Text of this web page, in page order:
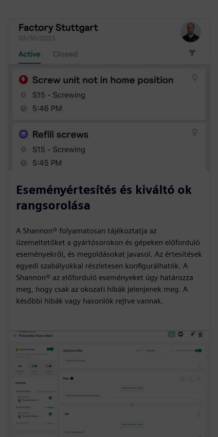
Eseményértesítés és kiváltó ok
rangsorolása
A Shannon® folyamatosan tájékoztatja az
üzemeltetőket a gyártósorokon és gépeken előforduló
eseményekről, és megoldásokat javasol. Az értesítések
egyedi szabályokkal részletesen konfigurálhatók. A
Shannon® az előforduló eseményeket úgy határozza
meg, hogy csak az okozati hibák jelenjenek meg. A
későbbi hibák vagy hasonlók rejtve vannak.